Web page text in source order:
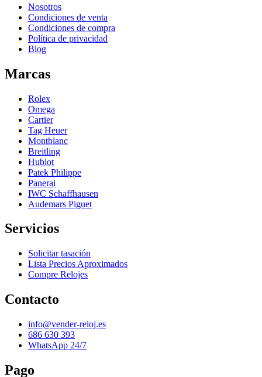
Nosotros
Condiciones de venta
Condiciones de compra
Política de privacidad
Blog
Marcas
Rolex
Omega
Cartier
Tag Heuer
Montblanc
Breitling
Hublot
Patek Philippe
Panerai
IWC Schaffhausen
Audemars Piguet
Servicios
Solicitar tasación
Lista Precios Aproximados
Compre Relojes
Contacto
info@vender-reloj.es
686 630 393
WhatsApp 24/7
Pago